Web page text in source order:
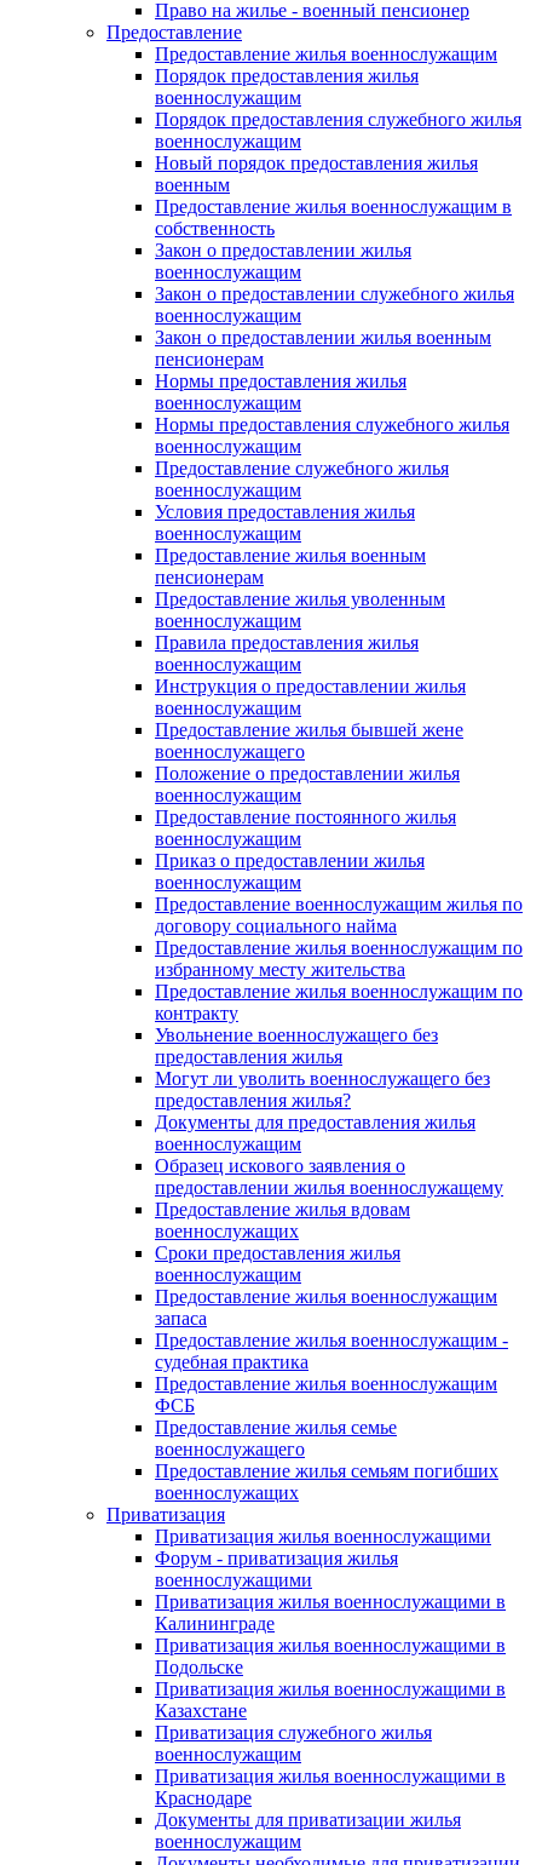
Право на жилье - военный пенсионер
Предоставление
Предоставление жилья военнослужащим
Порядок предоставления жилья
военнослужащим
Порядок предоставления служебного жилья
военнослужащим
Новый порядок предоставления жилья
военным
Предоставление жилья военнослужащим в
собственность
Закон о предоставлении жилья
военнослужащим
Закон о предоставлении служебного жилья
военнослужащим
Закон о предоставлении жилья военным
пенсионерам
Нормы предоставления жилья
военнослужащим
Нормы предоставления служебного жилья
военнослужащим
Предоставление служебного жилья
военнослужащим
Условия предоставления жилья
военнослужащим
Предоставление жилья военным
пенсионерам
Предоставление жилья уволенным
военнослужащим
Правила предоставления жилья
военнослужащим
Инструкция о предоставлении жилья
военнослужащим
Предоставление жилья бывшей жене
военнослужащего
Положение о предоставлении жилья
военнослужащим
Предоставление постоянного жилья
военнослужащим
Приказ о предоставлении жилья
военнослужащим
Предоставление военнослужащим жилья по
договору социального найма
Предоставление жилья военнослужащим по
избранному месту жительства
Предоставление жилья военнослужащим по
контракту
Увольнение военнослужащего без
предоставления жилья
Могут ли уволить военнослужащего без
предоставления жилья?
Документы для предоставления жилья
военнослужащим
Образец искового заявления о
предоставлении жилья военнослужащему
Предоставление жилья вдовам
военнослужащих
Сроки предоставления жилья
военнослужащим
Предоставление жилья военнослужащим
запаса
Предоставление жилья военнослужащим -
судебная практика
Предоставление жилья военнослужащим
ФСБ
Предоставление жилья семье
военнослужащего
Предоставление жилья семьям погибших
военнослужащих
Приватизация
Приватизация жилья военнослужащими
Форум - приватизация жилья
военнослужащими
Приватизация жилья военнослужащими в
Калининграде
Приватизация жилья военнослужащими в
Подольске
Приватизация жилья военнослужащими в
Казахстане
Приватизация служебного жилья
военнослужащим
Приватизация жилья военнослужащими в
Краснодаре
Документы для приватизации жилья
военнослужащим